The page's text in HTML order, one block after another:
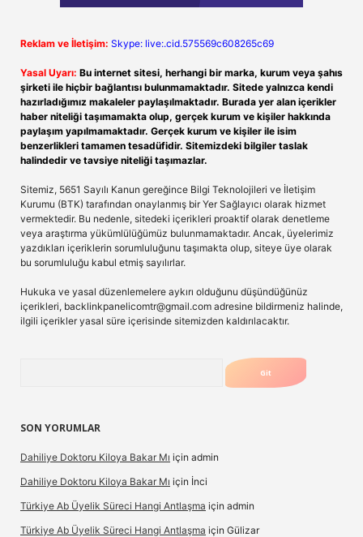
Reklam ve İletişim: Skype: live:.cid.575569c608265c69
Yasal Uyarı: Bu internet sitesi, herhangi bir marka, kurum veya şahıs
şirketi ile hiçbir bağlantısı bulunmamaktadır. Sitede yalnızca kendi
hazırladığımız makaleler paylaşılmaktadır. Burada yer alan içerikler
haber niteliği taşımamakta olup, gerçek kurum ve kişiler hakkında
paylaşım yapılmamaktadır. Gerçek kurum ve kişiler ile isim
benzerlikleri tamamen tesadüfidir. Sitemizdeki bilgiler taslak
halindedir ve tavsiye niteliği taşımazlar.
Sitemiz, 5651 Sayılı Kanun gereğince Bilgi Teknolojileri ve İletişim
Kurumu (BTK) tarafından onaylanmış bir Yer Sağlayıcı olarak hizmet
vermektedir. Bu nedenle, sitedeki içerikleri proaktif olarak denetleme
veya araştırma yükümlülüğümüz bulunmamaktadır. Ancak, üyelerimiz
yazdıkları içeriklerin sorumluluğunu taşımakta olup, siteye üye olarak
bu sorumluluğu kabul etmiş sayılırlar.
Hukuka ve yasal düzenlemelere aykırı olduğunu düşündüğünüz
içerikleri, backlinkpanelicomtr@gmail.com adresine bildirmeniz halinde,
ilgili içerikler yasal süre içerisinde sitemizden kaldırılacaktır.
SON YORUMLAR
Dahiliye Doktoru Kiloya Bakar Mı için admin
Dahiliye Doktoru Kiloya Bakar Mı için İnci
Türkiye Ab Üyelik Süreci Hangi Antlaşma için admin
Türkiye Ab Üyelik Süreci Hangi Antlaşma için Gülizar